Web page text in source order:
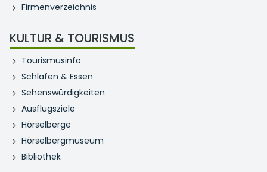
Firmenverzeichnis
KULTUR & TOURISMUS
Tourismusinfo
Schlafen & Essen
Sehenswürdigkeiten
Ausflugsziele
Hörselberge
Hörselbergmuseum
Bibliothek